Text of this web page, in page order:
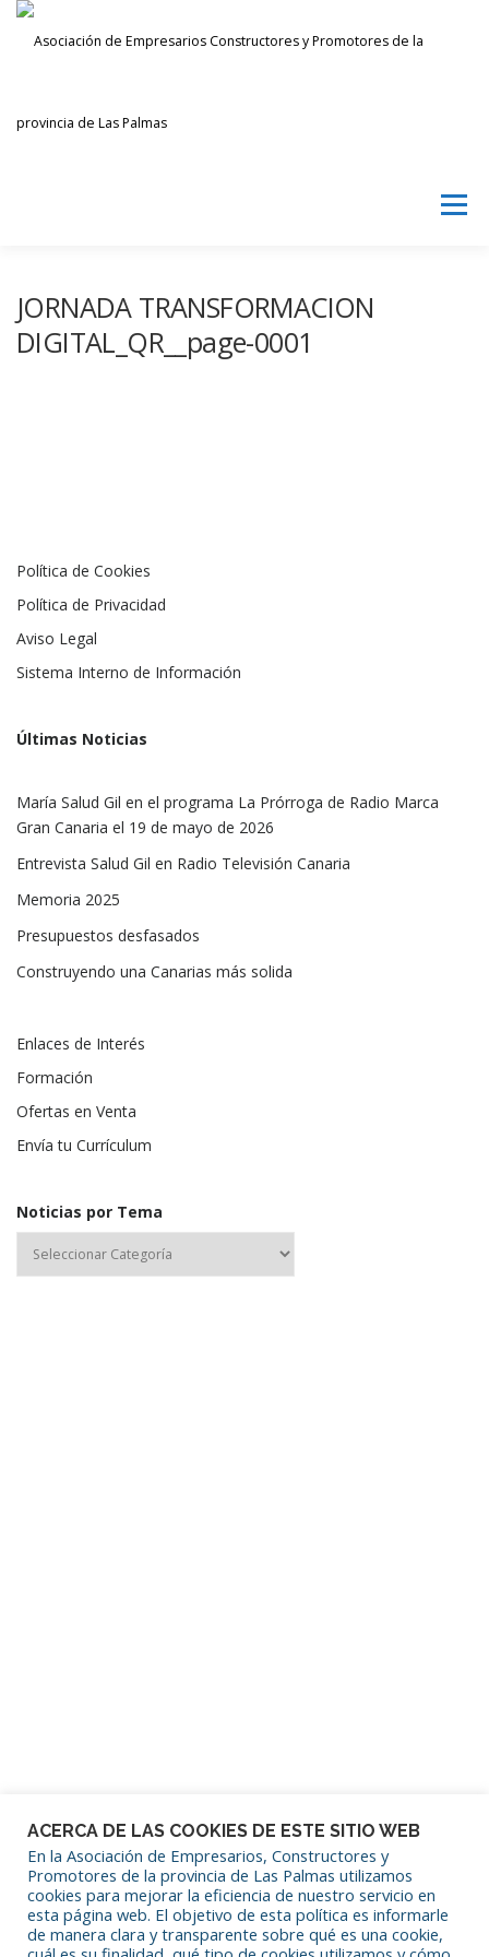
Saltar
Menú
JORNADA TRANSFORMACION
DIGITAL_QR__page-0001
Política de Cookies
Política de Privacidad
Aviso Legal
Sistema Interno de Información
Últimas Noticias
María Salud Gil en el programa La Prórroga de Radio Marca
Gran Canaria el 19 de mayo de 2026
Entrevista Salud Gil en Radio Televisión Canaria
Memoria 2025
Presupuestos desfasados
Construyendo una Canarias más solida
Enlaces de Interés
Formación
Ofertas en Venta
Envía tu Currículum
Noticias por Tema
SÍGUENOS EN REDES SOCIALES
ACERCA DE LAS COOKIES DE ESTE SITIO WEB
En la Asociación de Empresarios, Constructores y
Promotores de la provincia de Las Palmas utilizamos
cookies para mejorar la eficiencia de nuestro servicio en
esta página web. El objetivo de esta política es informarle
de manera clara y transparente sobre qué es una cookie,